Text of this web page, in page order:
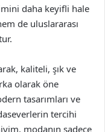
daha keyifli hale
de uluslararası
kaliteli, şık ve
olarak öne
tasarımları ve
tercihi
modanın sadece